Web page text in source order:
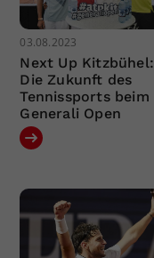
03.08.2023
Next Up Kitzbühel:
Die Zukunft des
Tennissports beim
Generali Open